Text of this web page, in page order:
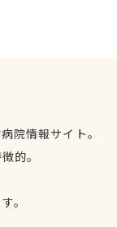
院情報サイト。
的。
。